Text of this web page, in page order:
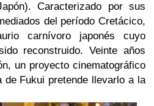
Caracterizado por sus
del período Cretácico,
carnívoro japonés cuyo
reconstruido. Veinte años
un proyecto cinematográfico
de Fukui pretende llevarlo a la